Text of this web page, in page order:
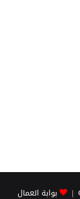
بوابة العمال